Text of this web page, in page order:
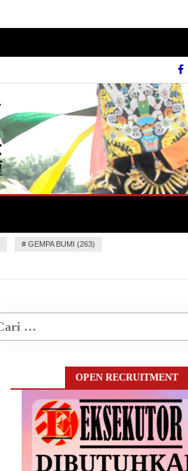
# GEMPA BUMI (263)
OPEN RECRUITMENT